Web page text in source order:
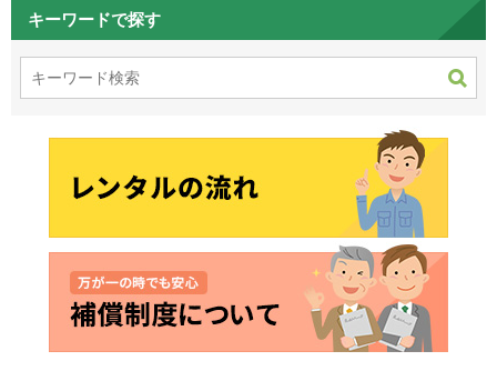
キーワードで探す